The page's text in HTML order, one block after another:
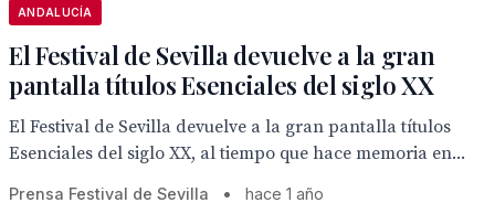
ANDALUCÍA
El Festival de Sevilla devuelve a la gran
pantalla títulos Esenciales del siglo XX
El Festival de Sevilla devuelve a la gran pantalla títulos
Esenciales del siglo XX, al tiempo que hace memoria en...
Prensa Festival de Sevilla • hace 1 año